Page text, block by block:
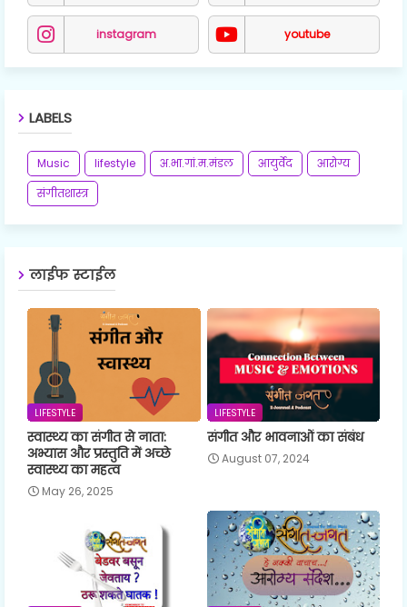
instagram youtube
LABELS
Music lifestyle अ.भा.गां.म.मंडल आयुर्वेद
आरोग्य
संगीतशास्त्र
लाईफ स्टाईल
LIFESTYLE
स्वास्थ्य का संगीत से नाता:
अभ्यास और प्रस्तुति में अच्छे
स्वास्थ्य का महत्व
May 26, 2025
LIFESTYLE
संगीत और भावनाओं का संबंध
August 07, 2024